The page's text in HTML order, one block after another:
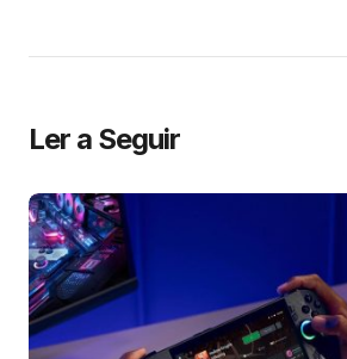
Ler a Seguir